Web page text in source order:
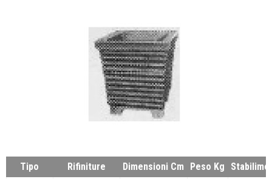
Tipo Rifiniture Dimensioni Cm Peso Kg